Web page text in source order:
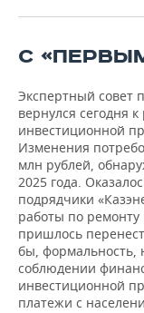
С
Экспертный совет
вернулся сегодня
инвестиционной
Изменения
млн рублей,
2025 года.
подрядчики
работы по ремонту
пришлось
бы, формальность,
соблюдении
инвестиционной
платежи с